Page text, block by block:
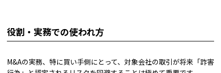
役割・実務での使われ方
M&Aの実務、特に買い手側にとって、対象会社の取引が将来「詐害